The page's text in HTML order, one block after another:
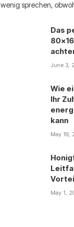
wenig sprechen,
Das
June 3,
Wie
Ihr
kann
May 19,
May 1,